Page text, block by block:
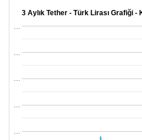
3 Aylık Tether - Türk Lirası Grafiği
…
…
…